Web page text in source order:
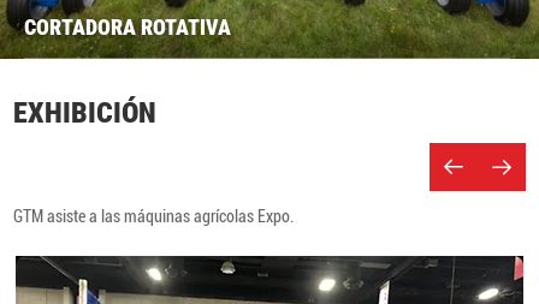
CORTADORA ROTATIVA
EXHIBICIÓN
GTM asiste a las máquinas agrícolas Expo.